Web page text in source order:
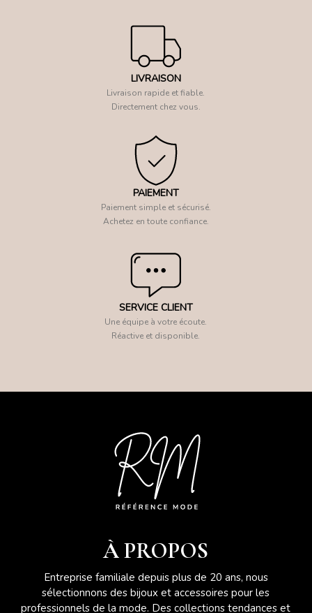
LIVRAISON
Livraison rapide et fiable.
Directement chez vous.
PAIEMENT
Paiement simple et sécurisé.
Achetez en toute confiance.
SERVICE CLIENT
Une équipe à votre écoute.
Réactive et disponible.
À PROPOS
Entreprise familiale depuis plus de 20 ans, nous
sélectionnons des bijoux et accessoires pour les
professionnels de la mode. Des collections tendances et